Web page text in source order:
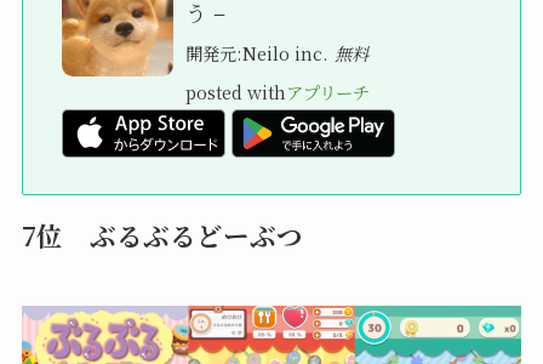
う –
開発元:Neilo inc. 無料
posted with アプリーチ
7位 ぶるぶるどーぶつ